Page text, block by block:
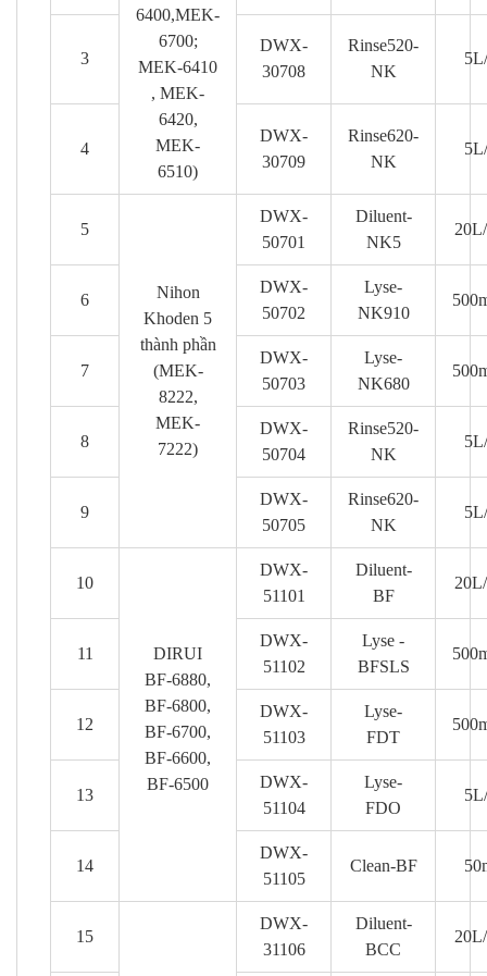
6400,MEK-
6700;
MEK-6410
, MEK-
6420,
MEK-
6510)
3
DWX-
30708
Rinse520-
NK
4
DWX-
30709
Rinse620-
NK
5
Nihon
Khoden 5
thành phần
(MEK-
8222,
MEK-
7222)
DWX-
50701
Diluent-
NK5
6
DWX-
50702
Lyse-
NK910
7
DWX-
50703
Lyse-
NK680
8
DWX-
50704
Rinse520-
NK
9
DWX-
50705
Rinse620-
NK
10
DIRUI
BF-6880,
BF-6800,
BF-6700,
BF-6600,
BF-6500
DWX-
51101
Diluent-
BF
11
DWX-
51102
Lyse -
BFSLS
12
DWX-
51103
Lyse-
FDT
13
DWX-
51104
Lyse-
FDO
14
DWX-
51105
Clean-BF
15
DWX-
31106
Diluent-
BCC